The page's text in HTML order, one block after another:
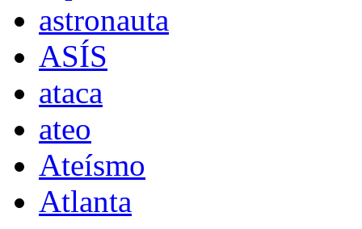
astronauta
ASÍS
ataca
ateo
Ateísmo
Atlanta